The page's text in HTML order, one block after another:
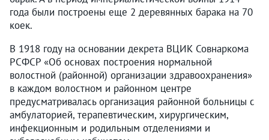
года были построены еще 2 деревянных барака на 70
коек.
В 1918 году на основании декрета ВЦИК Совнаркома
РСФСР «Об основах построения нормальной
волостной (районной) организации здравоохранения»
в каждом волостном и районном центре
предусматривалась организация районной больницы с
амбулаторией, терапевтическим, хирургическим,
инфекционным и родильным отделениями и